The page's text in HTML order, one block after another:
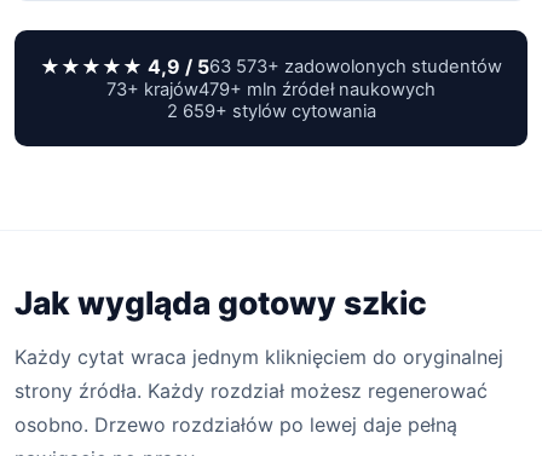
★★★★★ 4,9 / 563 573+ zadowolonych studentów
73+ krajów479+ mln źródeł naukowych
2 659+ stylów cytowania
Jak wygląda gotowy szkic
Każdy cytat wraca jednym kliknięciem do oryginalnej
strony źródła. Każdy rozdział możesz regenerować
osobno. Drzewo rozdziałów po lewej daje pełną